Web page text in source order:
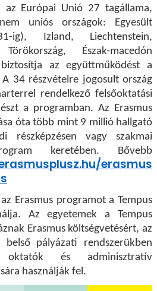
Európai Unió 27 tagállama,
uniós országok: Egyesült
ig), Izland, Liechtenstein,
Észak-macedón
biztosítja az együttműködést a
34 részvételre jogosult ország
rendelkező felsőoktatási
a programban. Az Erasmus
óta több mint 9 millió hallgató
részképzésen vagy szakmai
keretében. Bővebb
erasmus
Erasmus programot a Tempus
Az egyetemek a Tempus
Erasmus költségvetésért, az
pályázati rendszerükben
oktatók és adminisztratív
használják fel.